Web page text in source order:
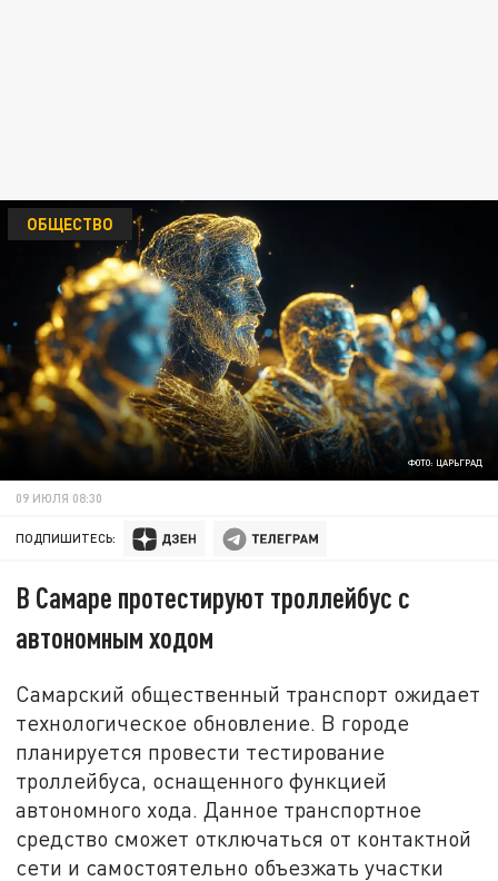
ФОТО: ЦАРЬГРАД
ОБЩЕСТВО
09 ИЮЛЯ 08:30
ПОДПИШИТЕСЬ:
В Самаре протестируют троллейбус с
автономным ходом
Самарский общественный транспорт ожидает
технологическое обновление. В городе
планируется провести тестирование
троллейбуса, оснащенного функцией
автономного хода. Данное транспортное
средство сможет отключаться от контактной
сети и самостоятельно объезжать участки